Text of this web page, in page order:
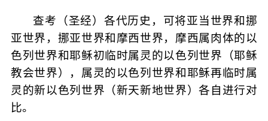
查考（圣经）各代历史，可将亚当世界和挪
亚世界，挪亚世界和摩西世界，摩西属肉体的以
色列世界和耶稣初临时属灵的以色列世界（耶稣
教会世界），属灵的以色列世界和耶稣再临时属
灵的新以色列世界（新天新地世界）各自进行对
比。